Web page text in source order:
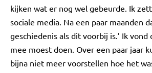
kijken wat er nog wel gebeurde. Ik
sociale media. Na een paar maanden
geschiedenis als dit voorbij is.’ Ik
mee moest doen. Over een paar jaar
bijna niet meer voorstellen hoe het